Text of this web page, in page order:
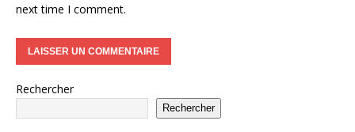
next time I comment.
Rechercher
Rechercher